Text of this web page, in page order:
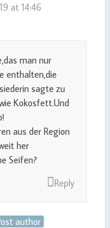
at 14:46
man nur
enthalten,die
sagte zu
Kokosfett.Und
aus der Region
her
Seifen?
Reply
author